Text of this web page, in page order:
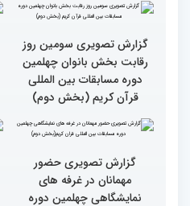
بالاترین سطح برگزاری
مسابقات قرآن را در ایران